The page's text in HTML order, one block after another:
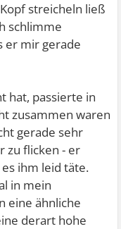
streicheln ließ
schlimme
er mir gerade
hat, passierte in
zusammen waren
gerade sehr
zu flicken - er
ihm leid täte.
in mein
eine ähnliche
derart hohe